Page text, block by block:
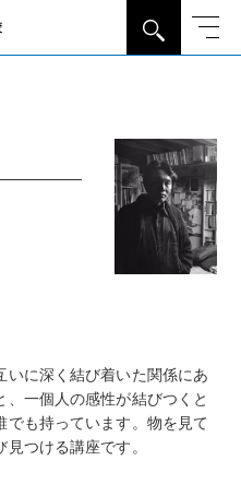
いに深く結び着いた関係にあ
、一個人の感性が結びつくと
でも持っています。物を見て
つける講座です。